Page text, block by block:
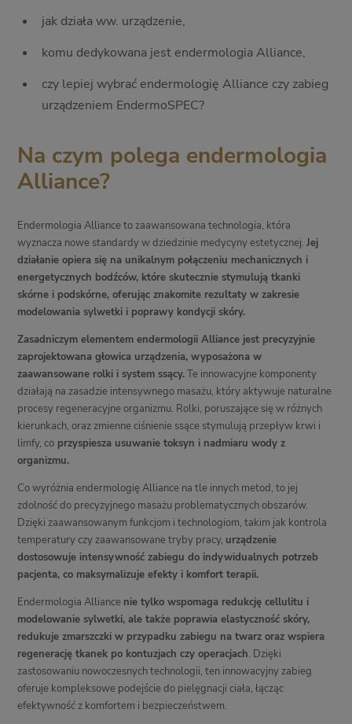
jak działa ww. urządzenie,
komu dedykowana jest endermologia Alliance,
czy lepiej wybrać endermologię Alliance czy zabieg
urządzeniem EndermoSPEC?
Na czym polega endermologia
Alliance?
Endermologia Alliance to zaawansowana technologia, która
wyznacza nowe standardy w dziedzinie medycyny estetycznej.Jej
działanie opiera się na unikalnym połączeniu mechanicznych i
energetycznych bodźców, które skutecznie stymulują tkanki
skórne i podskórne, oferując znakomite rezultaty w zakresie
modelowania sylwetki i poprawy kondycji skóry.
Zasadniczym elementem endermologii Alliance jest precyzyjnie
zaprojektowana głowica urządzenia, wyposażona w
zaawansowane rolki i system ssący.Te innowacyjne komponenty
działają na zasadzie intensywnego masażu, który aktywuje naturalne
procesy regeneracyjne organizmu. Rolki, poruszające się w różnych
kierunkach, oraz zmienne ciśnienie ssące stymulują przepływ krwi i
limfy, co przyspiesza usuwanie toksyn i nadmiaru wody z
organizmu.
Co wyróżnia endermologię Alliance na tle innych metod, to jej
zdolność do precyzyjnego masażu problematycznych obszarów.
Dzięki zaawansowanym funkcjom i technologiom, takim jak kontrola
temperatury czy zaawansowane tryby pracy, urządzenie
dostosowuje intensywność zabiegu do indywidualnych potrzeb
pacjenta, co maksymalizuje efekty i komfort terapii.
Endermologia Alliance nie tylko wspomaga redukcję cellulitu i
modelowanie sylwetki, ale także poprawia elastyczność skóry,
redukuje zmarszczki w przypadku zabiegu na twarz oraz wspiera
regenerację tkanek po kontuzjach czy operacjach. Dzięki
zastosowaniu nowoczesnych technologii, ten innowacyjny zabieg
oferuje kompleksowe podejście do pielęgnacji ciała, łącząc
efektywność z komfortem i bezpieczeństwem.